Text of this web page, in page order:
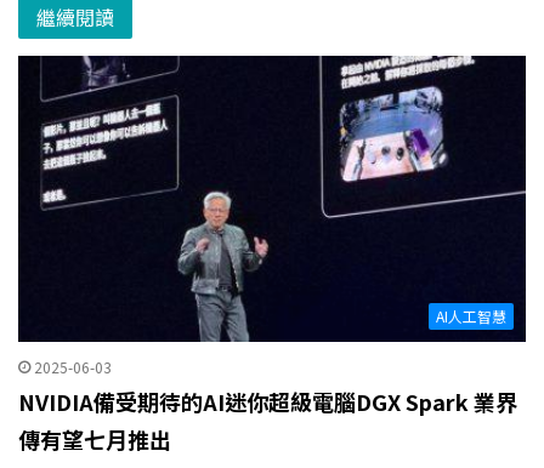
繼續閱讀
AI人工智慧
2025-06-03
NVIDIA備受期待的AI迷你超級電腦DGX Spark 業界
傳有望七月推出